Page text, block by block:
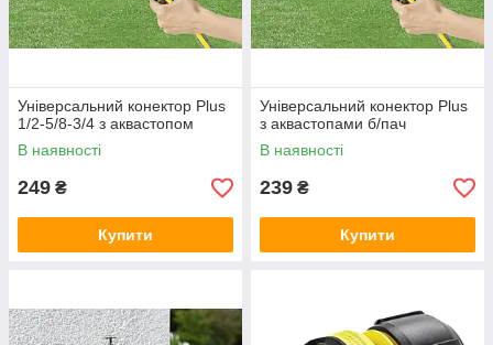
Універсальний конектор Plus
1/2-5/8-3/4 з аквастопом
В наявності
249 ₴
Купити
Універсальний конектор Plus
з аквастопами б/пач
В наявності
239 ₴
Купити